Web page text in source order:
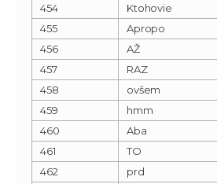
454
Ktohovie
455
Apropo
456
AŽ
457
RAZ
458
ovšem
459
hmm
460
Aba
461
TO
462
prd